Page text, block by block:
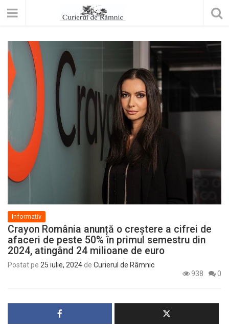
Informativ
Crayon România anunță o creștere a cifrei de
afaceri de peste 50% în primul semestru din
2024, atingând 24 milioane de euro
Postat pe 25 iulie, 2024 de Curierul de Râmnic
938
0